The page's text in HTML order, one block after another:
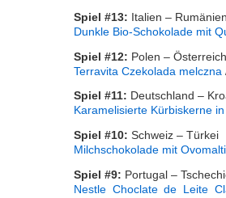
Spiel #13: Italien –
Dunkle Bio-Schokolade mit
Spiel #12: Polen – Österreich
Terravita Czekolada melczna
Spiel #11: Deutschland –
Karamelisierte Kürbiskerne
Spiel #10: Schweiz – Türkei
Milchschokolade mit
Spiel #9: Portugal –
Nestle Choclate de Leite